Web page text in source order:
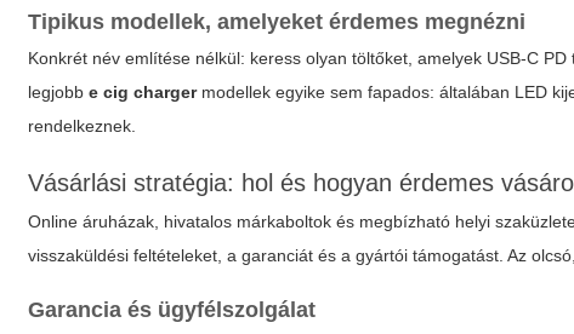
Tipikus modellek, amelyeket érdemes megnézni
Konkrét név említése nélkül: keress olyan töltőket, amelyek USB-C
legjobbe cig chargermodellek egyike sem fapados: általában LED
rendelkeznek.
Vásárlási stratégia: hol és hogyan érdemes
Online áruházak, hivatalos márkaboltok és megbízható helyi
visszaküldési feltételeket, a garanciát és a gyártói támogatást. Az
Garancia és ügyfélszolgálat